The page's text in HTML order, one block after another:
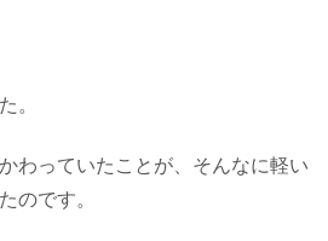
。
わっていたことが、そんなに軽い
のです。